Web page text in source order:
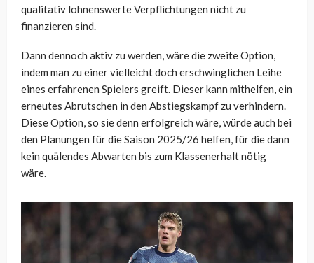
qualitativ lohnenswerte Verpflichtungen nicht zu
finanzieren sind.
Dann dennoch aktiv zu werden, wäre die zweite Option,
indem man zu einer vielleicht doch erschwinglichen Leihe
eines erfahrenen Spielers greift. Dieser kann mithelfen, ein
erneutes Abrutschen in den Abstiegskampf zu verhindern.
Diese Option, so sie denn erfolgreich wäre, würde auch bei
den Planungen für die Saison 2025/26 helfen, für die dann
kein quälendes Abwarten bis zum Klassenerhalt nötig
wäre.